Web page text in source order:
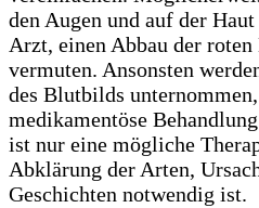
den Augen und auf der
Arzt, einen Abbau der
vermuten. Ansonsten
des Blutbilds
medikamentöse
ist nur eine mögliche
Abklärung der Arten,
Geschichten notwendig ist.